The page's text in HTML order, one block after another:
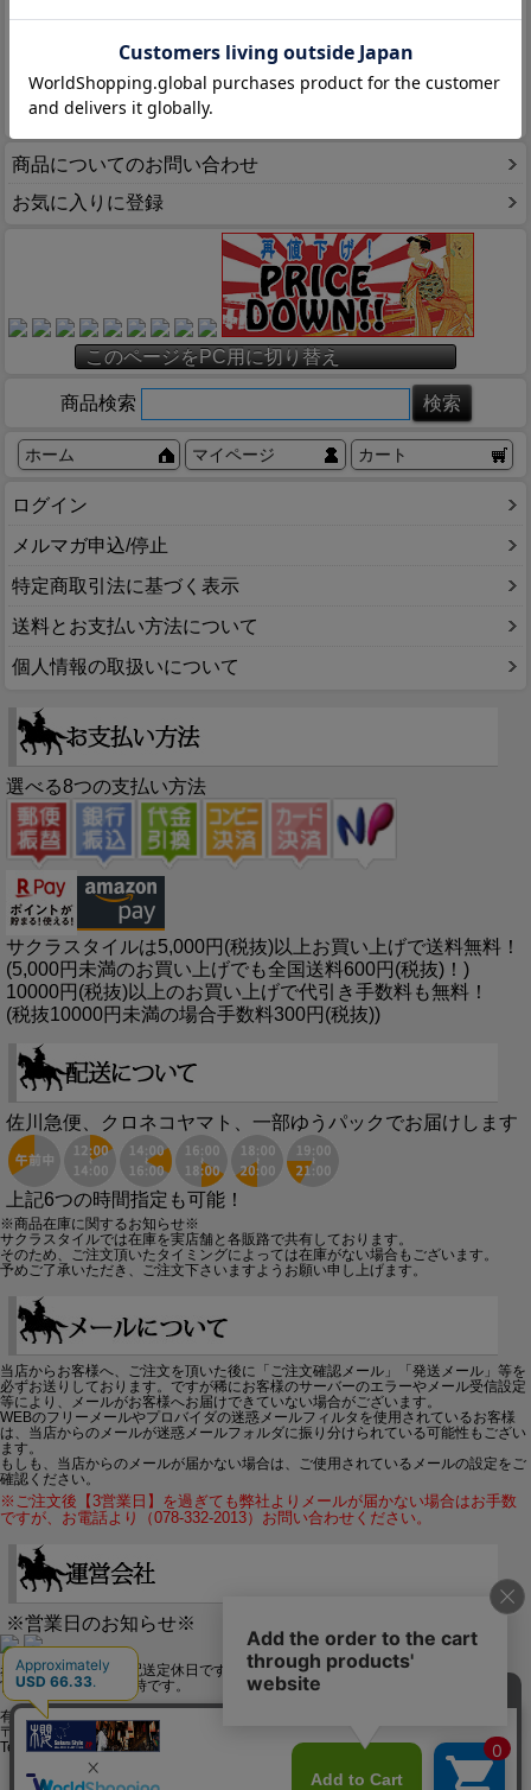
M
64 51 44
64
L
66 53 47
66
XL
XXL
商品についてのお問い合わせ
お気に入りに登録
このページをPC用に切り替え
商品検索
ホーム マイページ カート
ログイン
メルマガ申込/停止
特定商取引法に基づく表示
送料とお支払い方法について
個人情報の取扱いについて
選べる8つの支払い方法
サクラスタイルは5,000円(税抜)以上お買い上げで送料無料！
(5,000円未満のお買い上げでも全国送料600円(税抜)！)
10000円(税抜)以上のお買い上げで代引き手数料も無料！
(税抜10000円未満の場合手数料300円(税抜))
佐川急便、クロネコヤマト、一部ゆうパックでお届けします
上記6つの時間指定も可能！
※商品在庫に関するお知らせ※
サクラスタイルでは在庫を実店舗と各販路で共有しております。
そのため、ご注文頂いたタイミングによっては在庫がない場合もございます。
予めご了承いただき、ご注文下さいますようお願い申し上げます。
当店からお客様へ、ご注文を頂いた後に「ご注文確認メール」「発送メール」等を
必ずお送りしております。ですが稀にお客様のサーバーのエラーやメール受信設定
等により、メールがお客様へお届けできていない場合がございます。
WEBのフリーメールやプロバイダの迷惑メールフィルタを使用されているお客様
は、当店からのメールが迷惑メールフォルダに振り分けられている可能性もござい
ます。
もしも、当店からのメールが届かない場合は、ご使用されているメールの設定をご
確認ください。
※ご注文後【3営業日】を過ぎても弊社よりメールが届かない場合はお手数
ですが、お電話より（078-332-2013）お問い合わせください。
※営業日のお知らせ※
赤字で塗られた日は配送定休日です。
営業時間は11時～19時です。
有限会社ジップジップ SakuraStyle通販事業部
〒650-0021 神戸市中央区三宮町3-9-19イトウビル1,4F
Tel:078-332-2013 FAX:078-333-6644